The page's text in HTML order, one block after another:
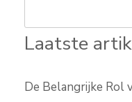
Laatste
De Belangrijke Rol